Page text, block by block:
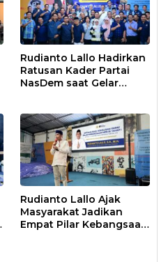
Rudianto Lallo Hadirkan
Ratusan Kader Partai
NasDem saat Gelar
Rudianto Lallo Ajak
Masyarakat Jadikan
Empat Pilar Kebangsaan